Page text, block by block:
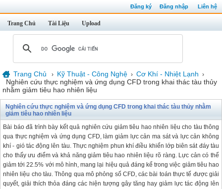
Đăng ký Đăng nhập Liên hệ
Trang Chủ Tài Liệu Upload
Trang Chủ › Kỹ Thuật - Công Nghệ › Cơ Khí - Nhiệt Lạnh ›
Nghiên cứu thực nghiệm và ứng dụng CFD trong khai thác tàu thủy
nhằm giảm tiêu hao nhiên liệu
Nghiên cứu thực nghiệm và ứng dụng CFD trong khai thác tàu thủy nhằm
giảm tiêu hao nhiên liệu
Bài báo đã trình bày kết quả nghiên cứu giảm tiêu hao nhiên liệu cho tàu thông
qua thực nghiệm và ứng dụng CFD, làm giảm lực cản ma sát và lực cản không
khí - gió tác động lên tàu. Thực nghiệm phun khí điều khiển lớp biên sát đáy tàu
cho thấy ưu điểm và khả năng giảm tiêu hao nhiên liệu rõ ràng. Lực cản có thể
giảm tới 22.5% với mô hình, mang lại hiệu quả đáng kể trong việc giảm tiêu hao
nhiên liệu cho tàu. Thông qua mô phỏng số CFD, các bài toán thực tế được giải
quyết, giải thích thỏa đáng các hiện tượng gây tăng hay giảm lực tác động lên